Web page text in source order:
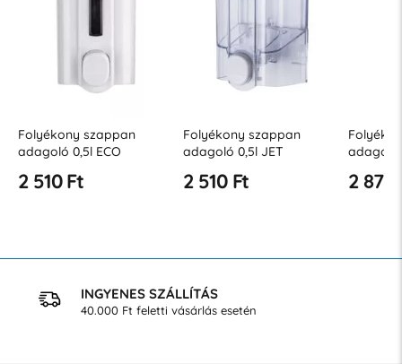
Folyékony szappan
adagoló 0,5l ECO
2 510 Ft
Folyékony szappan
adagoló 0,5l JET
2 510 Ft
adagoló
2 872
INGYENES SZÁLLÍTÁS
40.000 Ft feletti vásárlás esetén